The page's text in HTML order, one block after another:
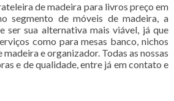
de madeira para livros preço em
segmento de móveis de madeira, a
ser sua alternativa mais viável, já que
como para mesas banco, nichos
madeira e organizador. Todas as nossas
e de qualidade, entre já em contato e